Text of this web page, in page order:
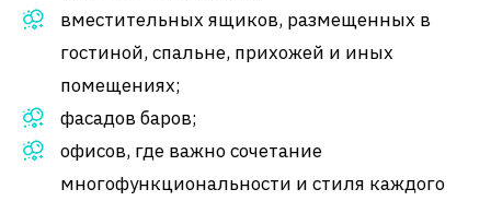
вместительных ящиков, размещенных в
гостиной, спальне, прихожей и иных
помещениях;
фасадов баров;
офисов, где важно сочетание
многофункциональности и стиля каждого